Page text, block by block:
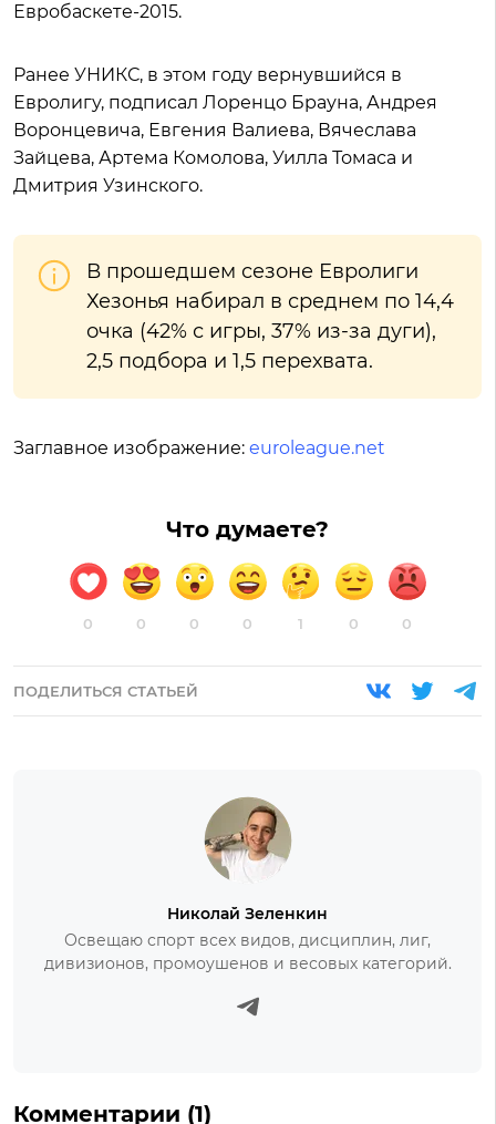
Евробаскете-2015.
Ранее УНИКС, в этом году вернувшийся в
Евролигу, подписал Лоренцо Брауна, Андрея
Воронцевича, Евгения Валиева, Вячеслава
Зайцева, Артема Комолова, Уилла Томаса и
Дмитрия Узинского.
В прошедшем сезоне Евролиги
Хезонья набирал в среднем по 14,4
очка (42% с игры, 37% из-за дуги),
2,5 подбора и 1,5 перехвата.
Заглавное изображение: euroleague.net
Что думаете?
0 0 0 0 1 0 0
ПОДЕЛИТЬСЯ СТАТЬЕЙ
Николай Зеленкин
Освещаю спорт всех видов, дисциплин, лиг,
дивизионов, промоушенов и весовых категорий.
Комментарии (1)